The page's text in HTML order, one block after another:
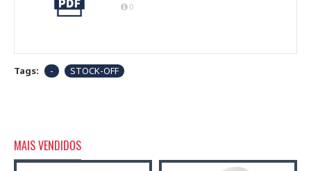
0
Tags: - STOCK-OFF
MAIS VENDIDOS